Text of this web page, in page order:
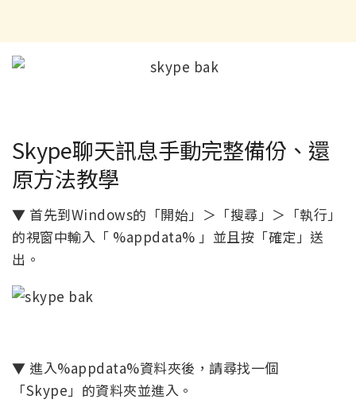
Skype聊天訊息手動完整備份、還
原方法教學
▼ 首先到Windows的「開始」＞「搜尋」＞「執行」
的視窗中輸入「 %appdata% 」並且按「確定」送
出。
▼ 進入%appdata%資料夾後，請尋找一個
「Skype」的資料夾並進入。